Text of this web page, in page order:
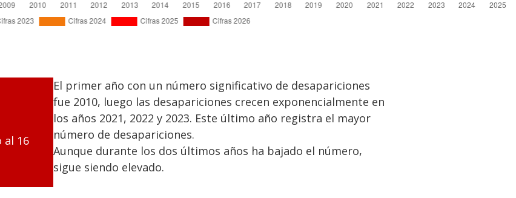
al 16
El primer año con un número significativo de desapariciones
fue 2010, luego las desapariciones crecen exponencialmente en
los años 2021, 2022 y 2023. Este último año registra el mayor
número de desapariciones.
Aunque durante los dos últimos años ha bajado el número,
sigue siendo elevado.